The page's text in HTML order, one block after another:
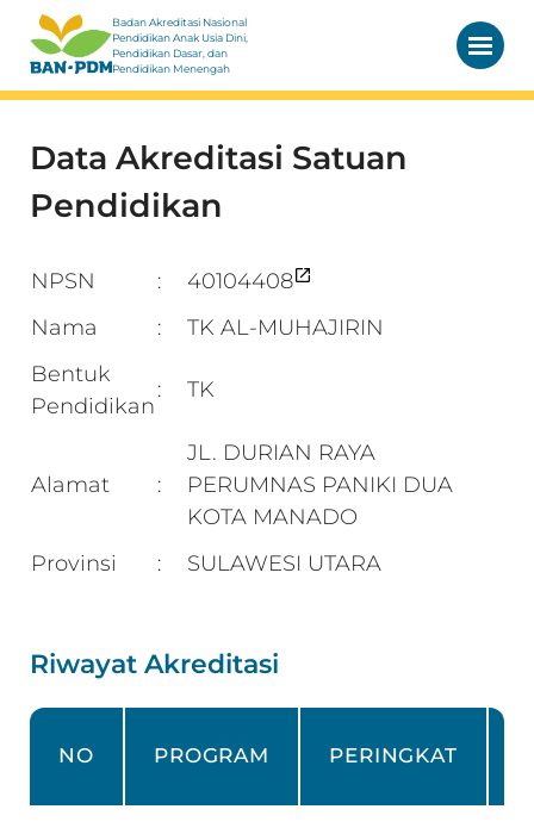
Badan Akreditasi Nasional
Pendidikan Anak Usia Dini,
Pendidikan Dasar, dan
Pendidikan Menengah
Data Akreditasi Satuan
Pendidikan
NPSN :
40104408
Nama
:
TK AL-MUHAJIRIN
Bentuk
Pendidikan
: TK
Alamat :
JL. DURIAN RAYA
PERUMNAS PANIKI DUA
KOTA MANADO
Provinsi
: SULAWESI UTARA
Riwayat Akreditasi
NO PROGRAM PERINGKAT